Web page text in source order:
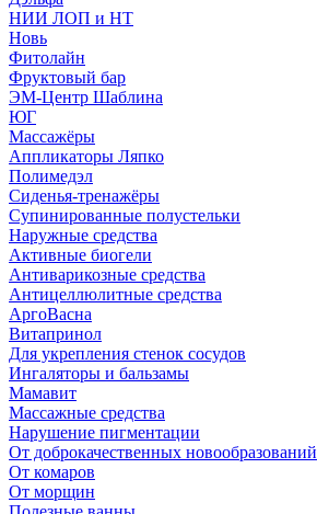
НИИ ЛОП и НТ
Новь
Фитолайн
Фруктовый бар
ЭМ-Центр Шаблина
ЮГ
Массажёры
Аппликаторы Ляпко
Полимедэл
Сиденья-тренажёры
Супинированные полустельки
Наружные средства
Активные биогели
Антиварикозные средства
Антицеллюлитные средства
АргоВасна
Витапринол
Для укрепления стенок сосудов
Ингаляторы и бальзамы
Мамавит
Массажные средства
Нарушение пигментации
От доброкачественных новообразований
От комаров
От морщин